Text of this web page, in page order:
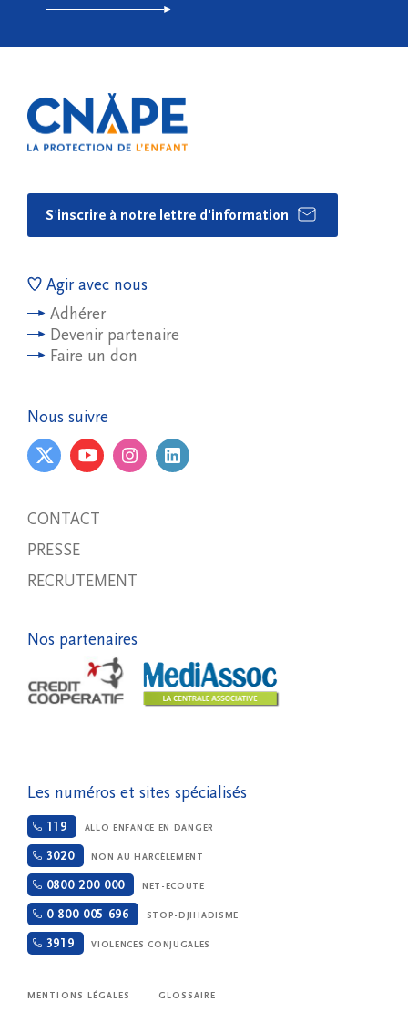
S'inscrire à notre lettre d'information
Agir avec nous
Adhérer
Devenir partenaire
Faire un don
Nous suivre
CONTACT
PRESSE
RECRUTEMENT
Nos partenaires
Les numéros et sites spécialisés
119 ALLO ENFANCE EN DANGER
3020 NON AU HARCÈLEMENT
0800 200 000 NET-ECOUTE
0 800 005 696 STOP-DJIHADISME
3919 VIOLENCES CONJUGALES
MENTIONS LÉGALES GLOSSAIRE